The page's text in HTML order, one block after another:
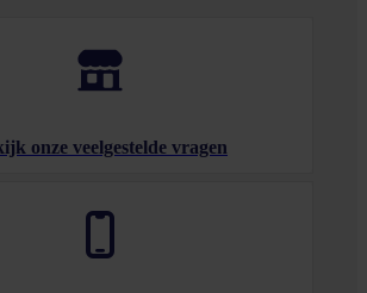
onze veelgestelde vragen